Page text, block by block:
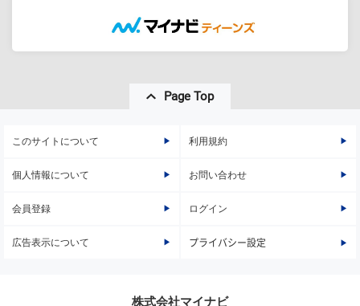
Page Top
このサイトについて 利用規約
個人情報について お問い合わせ
会員登録 ログイン
広告表示について プライバシー設定
株式会社マイナビ